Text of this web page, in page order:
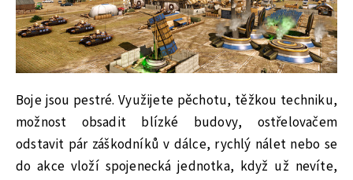
Boje jsou pestré. Využijete pěchotu, těžkou techniku,
možnost obsadit blízké budovy, ostřelovačem
odstavit pár záškodníků v dálce, rychlý nálet nebo se
do akce vloží spojenecká jednotka, když už nevíte,